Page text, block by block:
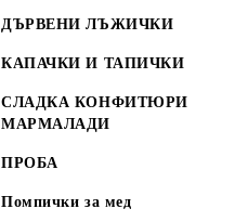
ДЪРВЕНИ ЛЪЖИЧКИ
КАПАЧКИ И ТАПИЧКИ
СЛАДКА КОНФИТЮРИ
МАРМАЛАДИ
ПРОБА
Помпички за мед